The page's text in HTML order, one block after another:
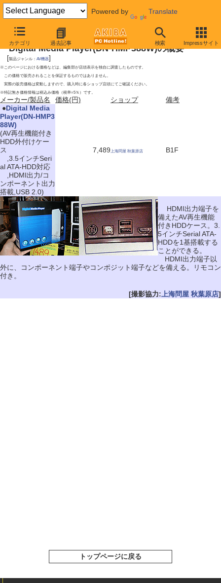
Powered by Translate
カテゴリ 過去記事 検索 Impressサイト
2009年6月27日号
Digital Media Player(DN-HMP388W)の概要
[製品ジャンル： AV機器]
※このページにおける価格などは、編集部が店頭表示を独自に調査したものです。
この価格で販売されることを保証するものではありません。
実際の販売価格は変動しますので、購入時に各ショップ店頭にてご確認ください。
※特記無き価格情報は税込み価格（税率=5％）です。
メーカー/製品名 価格(円) ショップ
備考
●Digital Media
Player(DN-HMP3
88W)
(AV再生機能付き
HDD外付けケー
ス
,3.5インチSeri
al ATA-HDD対応
,HDMI出力/コ
ンポーネント出力
搭載,USB 2.0)
7,489上海問屋 秋葉原店 B1F
HDMI出力端子を
備えたAV再生機能
付きHDDケース。3.
5インチSerial ATA-
HDDを1基搭載する
ことができる。
HDMI出力端子以
外に、コンポーネント端子やコンポジット端子などを備える。リモコン
付き。
[撮影協力: 上海問屋 秋葉原店]
トップページに戻る